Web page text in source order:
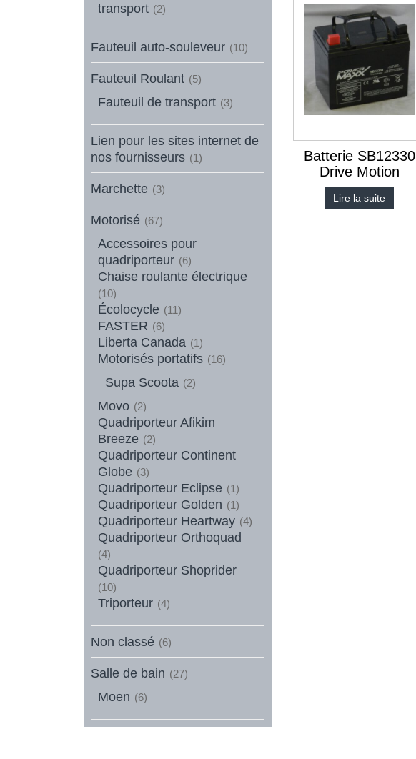
transport (2)
Fauteuil auto-souleveur (10)
Fauteuil Roulant (5)
Fauteuil de transport (3)
Lien pour les sites internet de
nos fournisseurs (1)
Marchette (3)
Motorisé (67)
Accessoires pour
quadriporteur (6)
Chaise roulante électrique
(10)
Écolocycle (11)
FASTER (6)
Liberta Canada (1)
Motorisés portatifs (16)
Supa Scoota (2)
Movo (2)
Quadriporteur Afikim
Breeze (2)
Quadriporteur Continent
Globe (3)
Quadriporteur Eclipse (1)
Quadriporteur Golden (1)
Quadriporteur Heartway (4)
Quadriporteur Orthoquad
(4)
Quadriporteur Shoprider
(10)
Triporteur (4)
Non classé (6)
Salle de bain (27)
Moen (6)
Batterie SB12330
Drive Motion
Lire la suite